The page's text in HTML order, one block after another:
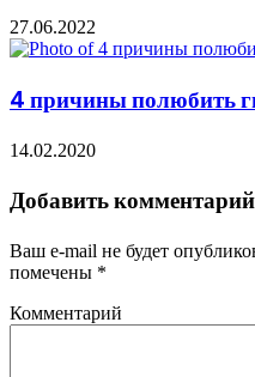
27.06.2022
4 причины полюбить
14.02.2020
Добавить комментарий
Ваш e-mail не будет
помечены *
Комментарий